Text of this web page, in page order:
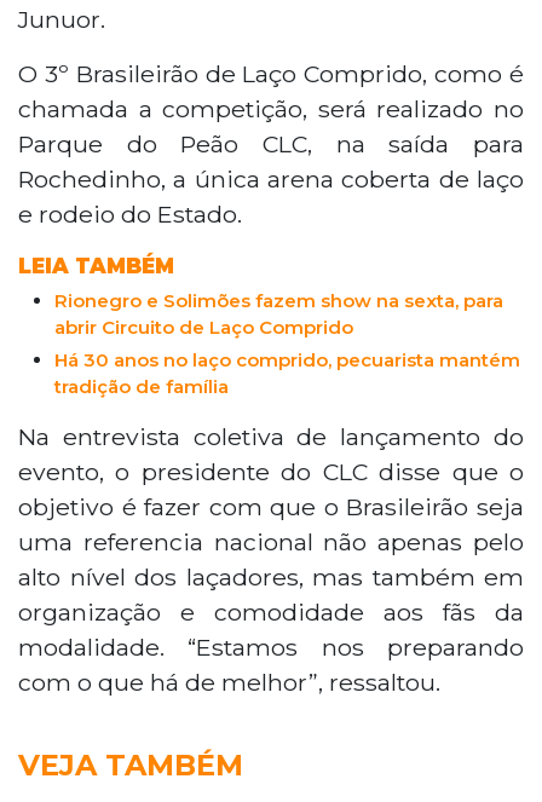
Junuor.
O 3º Brasileirão de Laço Comprido, como é
chamada a competição, será realizado no
Parque do Peão CLC, na saída para
Rochedinho, a única arena coberta de laço
e rodeio do Estado.
LEIA TAMBÉM
Rionegro e Solimões fazem show na sexta, para
abrir Circuito de Laço Comprido
Há 30 anos no laço comprido, pecuarista mantém
tradição de família
Na entrevista coletiva de lançamento do
evento, o presidente do CLC disse que o
objetivo é fazer com que o Brasileirão seja
uma referencia nacional não apenas pelo
alto nível dos laçadores, mas também em
organização e comodidade aos fãs da
modalidade. “Estamos nos preparando
com o que há de melhor”, ressaltou.
VEJA TAMBÉM